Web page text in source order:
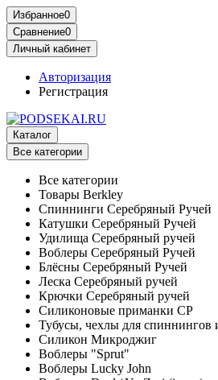
Избранное0
Сравнение0
Личный кабинет
Авторизация
Регистрация
Каталог
Все категории
Все категории
Товары Berkley
Спиннинги Серебряный Ручей
Катушки Серебряный Ручей
Удилища Серебряный ручей
Воблеры Серебряный Ручей
Блёсны Серебряный Ручей
Леска Серебряный ручей
Крючки Серебряный ручей
Силиконовые приманки СР
Тубусы, чехлы для
Силикон Микроджиг
Воблеры "Sprut"
Воблеры Lucky John